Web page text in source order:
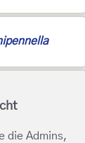
die Admins,